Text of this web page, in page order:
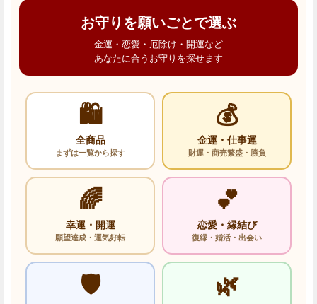
お守りを願いごとで選ぶ
金運・恋愛・厄除け・開運など
あなたに合うお守りを探せます
🛍️
全商品
まずは一覧から探す
💰
金運・仕事運
財運・商売繁盛・勝負
🌈
幸運・開運
願望達成・運気好転
💕
恋愛・縁結び
復縁・婚活・出会い
🛡️ 🌿